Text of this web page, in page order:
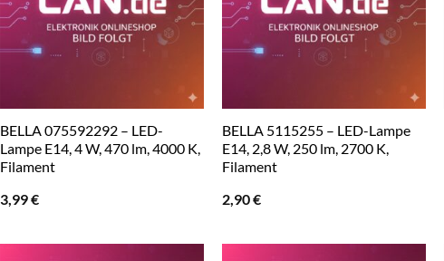
BELLA 075592292 – LED-
Lampe E14, 4 W, 470 lm, 4000 K,
Filament
3,99€
BELLA 5115255 – LED-Lampe
E14, 2,8 W, 250 lm, 2700 K,
Filament
2,90€